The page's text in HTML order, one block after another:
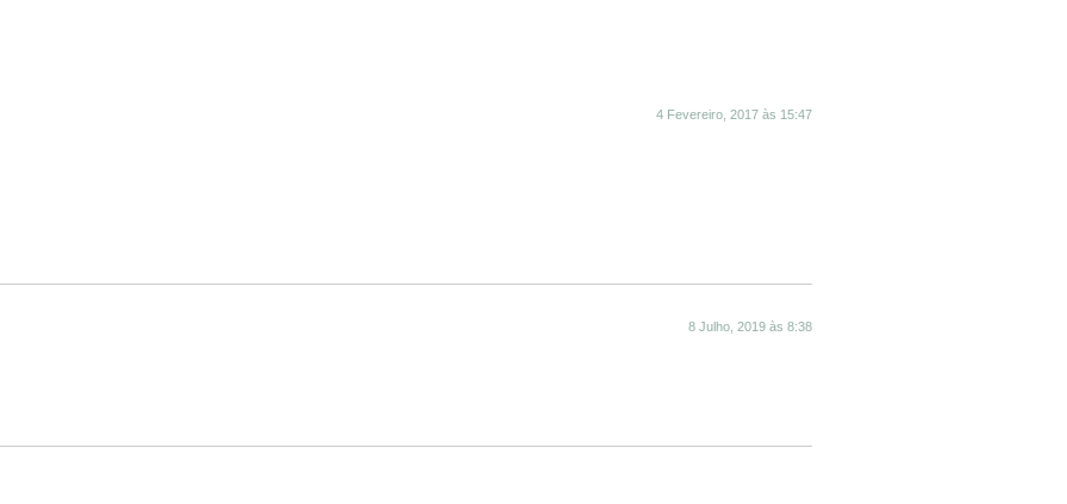
4 Fevereiro, 2017 às 15:47
8 Julho, 2019 às 8:38